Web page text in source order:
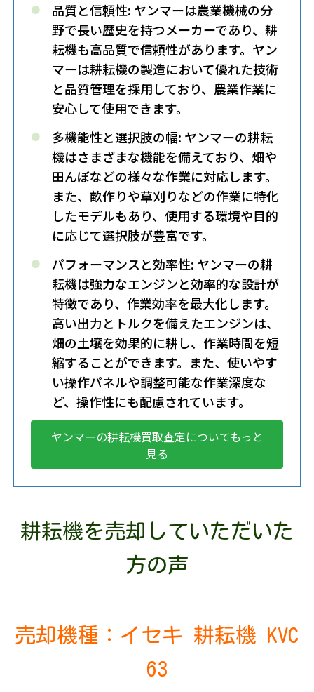
品質と信頼性: ヤンマーは農業機械の分
野で長い歴史を持つメーカーであり、耕
耘機も高品質で信頼性があります。ヤン
マーは耕耘機の製造において優れた技術
と品質管理を採用しており、農業作業に
安心して使用できます。
多機能性と選択肢の幅: ヤンマーの耕耘
機はさまざまな機能を備えており、畑や
田んぼなどの様々な作業に対応します。
また、畝作りや草刈りなどの作業に特化
したモデルもあり、使用する環境や目的
に応じて選択肢が豊富です。
パフォーマンスと効率性: ヤンマーの耕
耘機は強力なエンジンと効率的な設計が
特徴であり、作業効率を最大化します。
高い出力とトルクを備えたエンジンは、
畑の土壌を効果的に耕し、作業時間を短
縮することができます。また、使いやす
い操作パネルや調整可能な作業深度な
ど、操作性にも配慮されています。
ヤンマーの耕耘機買取査定についてもっと
見る
耕耘機を売却していただいた
方の声
売却機種：イセキ 耕耘機 KVC
63